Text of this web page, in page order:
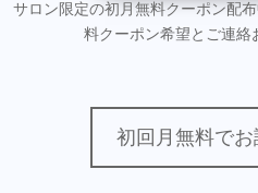
サロン限定の初月無料クーポン配
料クーポン希望とご連絡
初回月無料で